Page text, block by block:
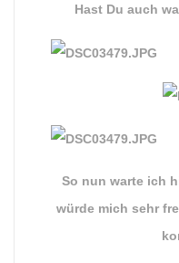
Hast Du auch
So nun warte ich
würde mich sehr